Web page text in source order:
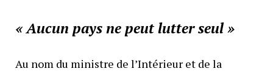
« Aucun pays ne peut lutter seul »
Au nom du ministre de l’Intérieur et de la